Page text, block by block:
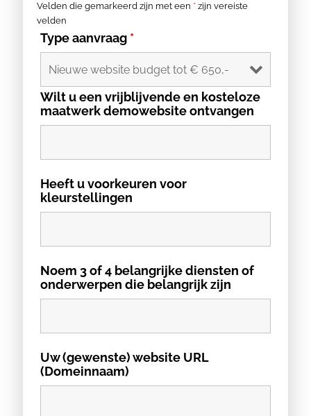
Velden die gemarkeerd zijn met een * zijn vereiste
velden
Type aanvraag *
Wilt u een vrijblijvende en kosteloze
maatwerk demowebsite ontvangen
Heeft u voorkeuren voor
kleurstellingen
Noem 3 of 4 belangrijke diensten of
onderwerpen die belangrijk zijn
Uw (gewenste) website URL
(Domeinnaam)